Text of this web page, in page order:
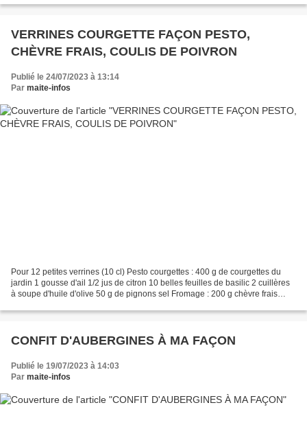
VERRINES COURGETTE FAÇON PESTO,
CHÈVRE FRAIS, COULIS DE POIVRON
Publié le 24/07/2023 à 13:14
Par maite-infos
Pour 12 petites verrines (10 cl) Pesto courgettes : 400 g de courgettes du
jardin 1 gousse d'ail 1/2 jus de citron 10 belles feuilles de basilic 2 cuillères
à soupe d'huile d'olive 50 g de pignons sel Fromage : 200 g chèvre frais
CONFIT D'AUBERGINES À MA FAÇON
Publié le 19/07/2023 à 14:03
Par maite-infos